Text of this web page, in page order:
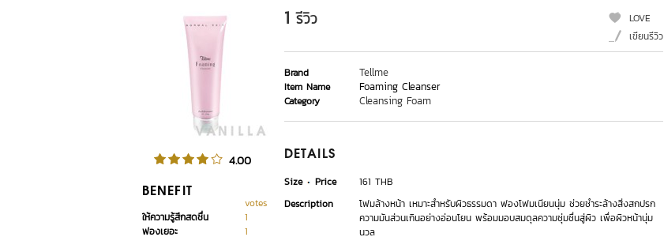
4.00
BENEFIT
votes
ให้ความรู้สึกสดชื่น
1
ฟองเยอะ
1
1 รีวิว
LOVE
เขียนรีวิว
Brand Tellme
Item Name Foaming Cleanser
Category Cleansing Foam
DETAILS
Size Price
161 THB
Description
โฟมล้างหน้า เหมาะสำหรับผิวธรรมดา ฟองโฟมเนียนนุ่ม ช่วยชำระล้างสิ่งสกปรก
ความมันส่วนเกินอย่างอ่อนโยน พร้อมมอบสมดุลความชุ่มชื่นสู่ผิว เพื่อผิวหน้านุ่ม
นวล